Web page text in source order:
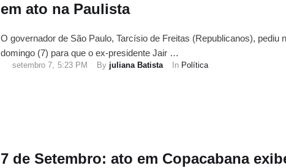
em ato na Paulista
O governador de São Paulo, Tarcísio de Freitas (Republicanos), pediu
domingo (7) para que o ex-presidente Jair …
setembro 7, 5:23 PM By juliana Batista In Política
7 de Setembro: ato em Copacabana